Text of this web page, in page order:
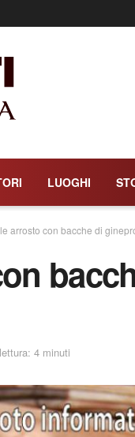
LUOGHI
arrosto con bacche di
4 minuti